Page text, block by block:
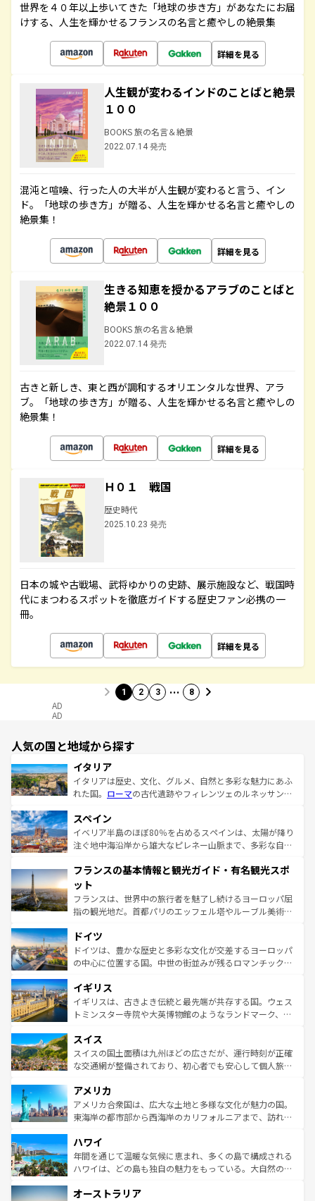
世界を４０年以上歩いてきた「地球の歩き方」があなたにお届
けする、人生を輝かせるフランスの名言と癒やしの絶景集
詳細を見る
人生観が変わるインドのことばと絶景
１００
BOOKS 旅の名言＆絶景
2022.07.14 発売
混沌と喧噪、行った人の大半が人生観が変わると言う、イン
ド。「地球の歩き方」が贈る、人生を輝かせる名言と癒やしの
絶景集！
詳細を見る
生きる知恵を授かるアラブのことばと
絶景１００
BOOKS 旅の名言＆絶景
2022.07.14 発売
古きと新しき、東と西が調和するオリエンタルな世界、アラ
ブ。「地球の歩き方」が贈る、人生を輝かせる名言と癒やしの
絶景集！
詳細を見る
Ｈ０１ 戦国
歴史時代
2025.10.23 発売
日本の城や古戦場、武将ゆかりの史跡、展示施設など、戦国時
代にまつわるスポットを徹底ガイドする歴史ファン必携の一
冊。
詳細を見る
1 2 3 … 8
AD
AD
人気の国と地域から探す
イタリア
イタリアは歴史、文化、グルメ、自然と多彩な魅力にあふ
れた国。 ローマの古代遺跡やフィレンツェのルネッサンス
ろん、トスカーナの美しい田園風景やアマルフィ海岸の絶
景など、自然景観も見逃せない。観光の合間には、本場の
ピザやパスタなど、絶品のイタリア料理を堪能することも
ませてくれるイタリアで、忘れられない旅をしてみよう！
なお、新着のイタリア情報は
しい。
スペイン
イベリア半島のほぼ80％を占めるスペインは、太陽が降り
注ぐ地中海沿岸から雄大なピレネー山脈まで、多彩な自然
文化が根付くこの国では、情熱的なフラメンコ、熱気あふ
れる闘牛、そして美味しいタパスが生活の一部となってい
る。首都マドリードの洗練された雰囲気や、バルセロナの
アートに溢れた街角から、地方では古代ローマ遺跡や中世
せる。地方によって風土や気候が異なるスペインはその個
性で訪れる人を魅了する。 なお、新着のスペイン情報は コ
ンテンツ一覧を参照してほしい。
フランスの基本情報と観光ガイド・有名観光スポ
ット
フランスは、世界中の旅行者を魅了し続けるヨーロッパ屈
指の観光地だ。首都パリのエッフェル塔やルーブル美術館
で、幅広い魅力が詰まっている。華麗な宮殿、歴史的な大
聖堂、美しいビーチ、そして豊かな自然が、訪れる者を心
から魅了する。また、フランスは美食の国としても知ら
いる。シャンパンの発祥地であるランス、プロヴァンスの
香り高いラベンダー畑など、多彩な楽しみ方が可能だ。さ
らに、パリ以外の地域にも魅力が溢れており、どの街角に
れる地方に足を運ぶとそれぞれで全く異なる文化を体験で
きるだろう。 なお、新着のフランス情報はコンテンツ一覧
を参照してほしい。
ドイツ
ドイツは、豊かな歴史と多彩な文化が交差するヨーロッパ
の中心に位置する国。中世の街並みが残るロマンチック街
顔を持つこの国は、どこを歩いても飽きることがない。ベ
ルリンの文化的活気、バイエルン州のアルプスの絶景、そ
してライン川沿いのワイン畑といった風景は必見。ビール
は、お酒好きな人にはぜひ体験してほしい。 なお、新着の
ドイツ情報はコンテンツ一覧を参照してほしい。
イギリス
イギリスは、古きよき伝統と最先端が共存する国。ウェス
トミンスター寺院や大英博物館のようなランドマーク、歴
リアごとに異なる魅力がある。また、優雅なアフタヌーン
ティー、ビール好きにはたまらない英国パブ、サッカー観
戦など、本場だからこそできる体験も豊富。イギリスを旅
ンツ一覧を参照してほしい。
スイス
スイスの国土面積は九州ほどの広さだが、運行時刻が正確
な交通網が整備されており、初心者でも安心して個人旅行
の建物がそのまま残る町や、スイスならではのユニークな
博物館もあり、アルプス観光だけでなく町歩きも満喫する
ことができる。国民の所得が高いため物価も高いが、旅行
ば市内交通費無料で観光を楽しむこともできる。 なお、新
着のスイス情報はコンテンツ一覧 を参照してほしい。
アメリカ
アメリカ合衆国は、広大な土地と多様な文化が魅力の国。
東海岸の都市部から西海岸のカリフォルニアまで、訪れる
のような巨大都市は、観光、ショッピング、エンターテイ
ンメントが詰まった刺激的なスポットだ。一方、アメリカ
西部には大自然が広がり、グランドキャニオンやイエロー
部のニューオーリンズでは、音楽と美食が融合した独特の
ハワイ
年間を通じて温暖な気候に恵まれ、多くの島で構成される
ハワイは、どの島も独自の魅力をもっている。大自然の神
ワイ島は見逃せない。また、定番の観光地といえばオアフ
オーストラリア